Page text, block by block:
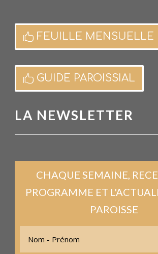
FEUILLE MENSUELLE
GUIDE PAROISSIAL
LA NEWSLETTER
CHAQUE SEMAINE,
PROGRAMME ET
PAROISSE